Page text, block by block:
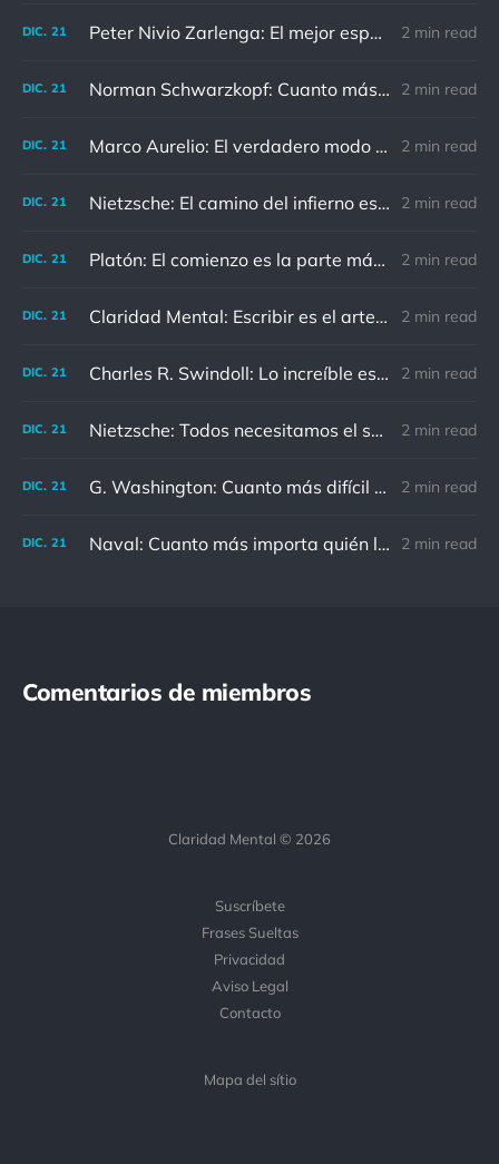
DIC. 21 Peter Nivio Zarlenga: El mejor espejo es un viejo amigo. 2 min read
DIC. 21 Norman Schwarzkopf: Cuanto más sudes por la paz, menos sangras por la guerra. 2 min read
DIC. 21 Marco Aurelio: El verdadero modo de vengarse de un enemigo es no parecérsele. 2 min read
DIC. 21 Nietzsche: El camino del infierno está asfaltado de buenas intenciones. 2 min read
DIC. 21 Platón: El comienzo es la parte más importante del trabajo 2 min read
DIC. 21 Claridad Mental: Escribir es el arte de calmar y despejar la mente. 2 min read
DIC. 21 Charles R. Swindoll: Lo increíble es que cada día podemos elegir la actitud que adoptaremos. 2 min read
DIC. 21 Nietzsche: Todos necesitamos el sentido de culpa, pero nadie necesita sentirse culpable. 2 min read
DIC. 21 G. Washington: Cuanto más difícil es el conflicto, mayor es el triunfo. 2 min read
DIC. 21 Naval: Cuanto más importa quién lo ha dicho, menos importa en realidad 2 min read
Comentarios de miembros
Claridad Mental © 2026
Suscríbete
Frases Sueltas
Privacidad
Aviso Legal
Contacto
Mapa del sítio